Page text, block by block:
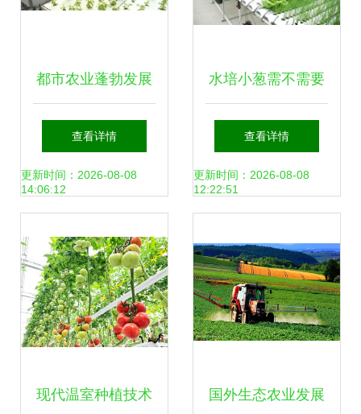
都市农业蓬勃发展
科技“菜园子”添彩
城市生活的绿色经
查看详情
更新时间：2026-08-08
14:06:12
水培小葱需不需要
天天换水？权威种
植技术详解与四季
查看详情
更新时间：2026-08-08
12:22:51
现代温室种植技术 国外生态农业发展